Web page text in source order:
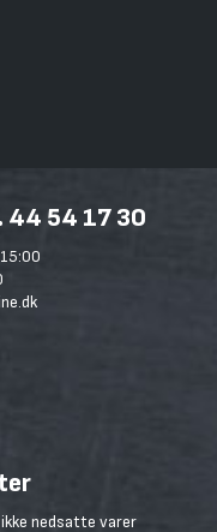
44 54 17 30
nedsatte varer